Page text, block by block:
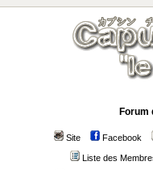
Forum
Site Facebook
Liste des